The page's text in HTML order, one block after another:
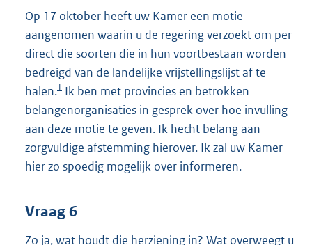
Op 17 oktober heeft uw Kamer een motie
aangenomen waarin u de regering verzoekt om per
direct die soorten die in hun voortbestaan worden
bedreigd van de landelijke vrijstellingslijst af te
halen.1 Ik ben met provincies en betrokken
belangenorganisaties in gesprek over hoe invulling
aan deze motie te geven. Ik hecht belang aan
zorgvuldige afstemming hierover. Ik zal uw Kamer
hier zo spoedig mogelijk over informeren.
Vraag 6
Zo ja, wat houdt die herziening in? Wat overweegt u